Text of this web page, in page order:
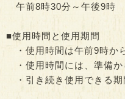
午前8時30分～午後9時
■使用時間と使用期間
・使用時間は午前9時か
・使用時間には、準備か
・引き続き使用できる期